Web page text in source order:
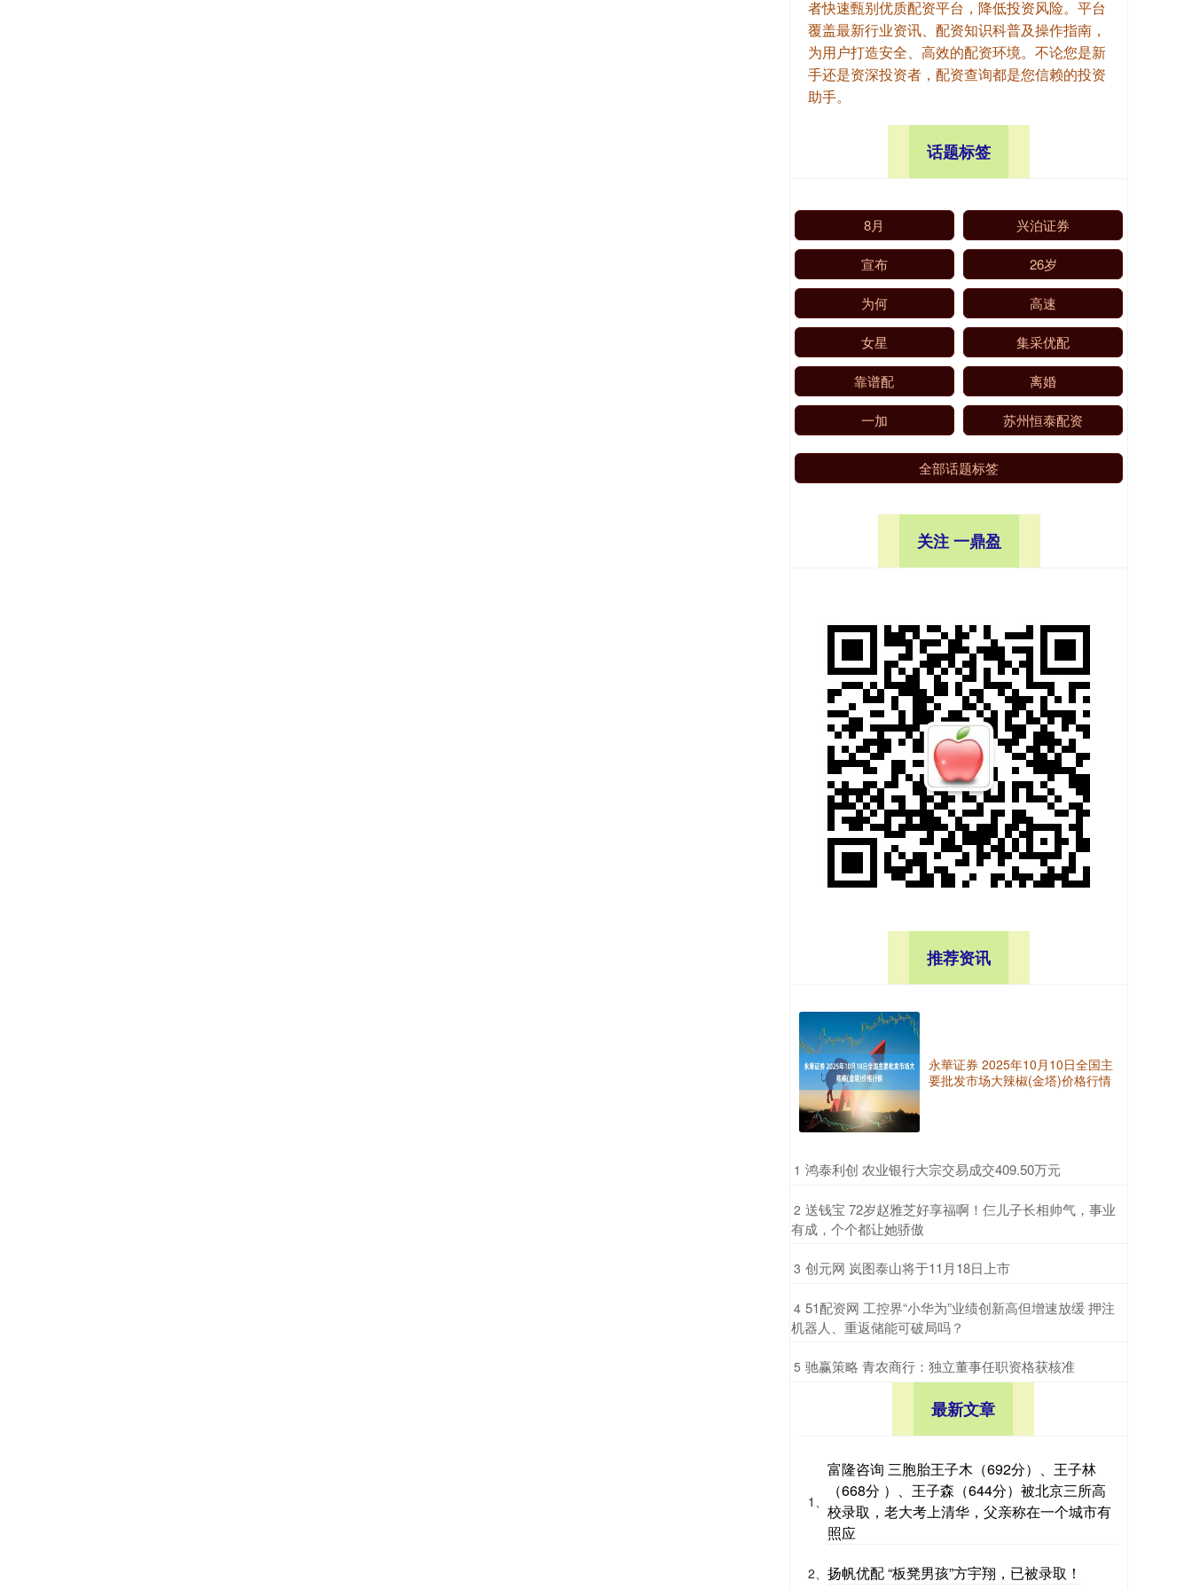
者快速甄别优质配资平台，降低投资风险。平台
覆盖最新行业资讯、配资知识科普及操作指南，
为用户打造安全、高效的配资环境。不论您是新
手还是资深投资者，配资查询都是您信赖的投资
助手。
话题标签
8月 兴泊证券
宣布 26岁
为何 高速
女星 集采优配
靠谱配 离婚
一加 苏州恒泰配资
全部话题标签
关注 一鼎盈
推荐资讯
永華证券 2025年10月10日全国主
要批发市场大辣椒(金塔)价格行情
1 ​鸿泰利创 农业银行大宗交易成交409.50万元
2 ​送钱宝 72岁赵雅芝好享福啊！仨儿子长相帅气，事业
有成，个个都让她骄傲
3 ​创元网 岚图泰山将于11月18日上市
4 ​51配资网 工控界“小华为”业绩创新高但增速放缓 押注
机器人、重返储能可破局吗？
5 ​驰赢策略 青农商行：独立董事任职资格获核准
最新文章
1、
富隆咨询 三胞胎王子木（692分）、王子林
（668分 ）、王子森（644分）被北京三所高
校录取，老大考上清华，父亲称在一个城市有
照应
2、 扬帆优配 “板凳男孩”方宇翔，已被录取！